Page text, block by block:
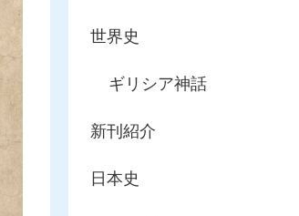
世界史
ギリシア神話
新刊紹介
日本史